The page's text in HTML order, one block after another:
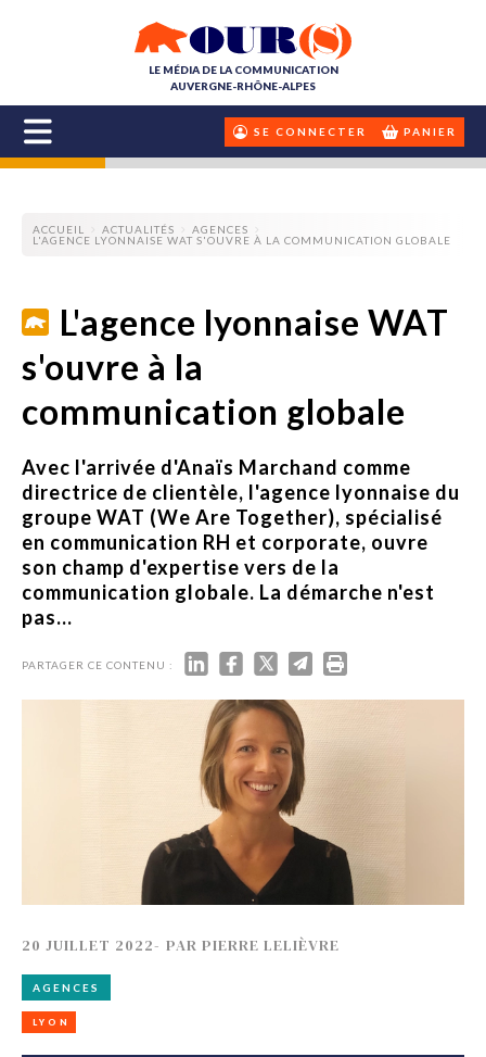
LE MÉDIA DE LA COMMUNICATION
AUVERGNE-RHÔNE-ALPES
SE CONNECTER PANIER
ACCUEIL ACTUALITÉS
AGENCES
L'AGENCE LYONNAISE WAT S'OUVRE À LA COMMUNICATION GLOBALE
L'agence lyonnaise WAT
s'ouvre à la
communication globale
Avec l'arrivée d'Anaïs Marchand comme
directrice de clientèle, l'agence lyonnaise du
groupe WAT (We Are Together), spécialisé
en communication RH et corporate, ouvre
son champ d'expertise vers de la
communication globale. La démarche n'est
pas...
PARTAGER CE CONTENU :
20 JUILLET 2022- PAR PIERRE LELIÈVRE
AGENCES
LYON